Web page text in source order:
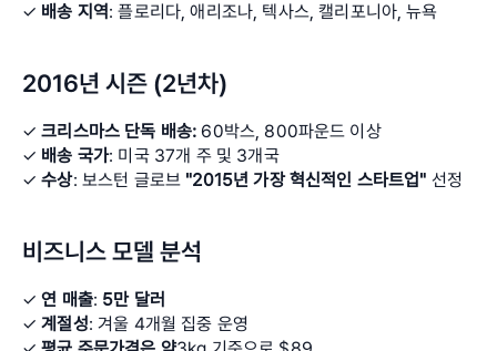
✓ 배송 지역: 플로리다, 애리조나, 텍사스, 캘리포니아, 뉴욕
2016년 시즌 (2년차)
✓ 크리스마스 단독 배송: 60박스, 800파운드 이상
✓ 배송 국가: 미국 37개 주 및 3개국
✓ 수상: 보스턴 글로브 "2015년 가장 혁신적인 스타트업" 선정
비즈니스 모델 분석
✓ 연 매출: 5만 달러
✓ 계절성: 겨울 4개월 집중 운영